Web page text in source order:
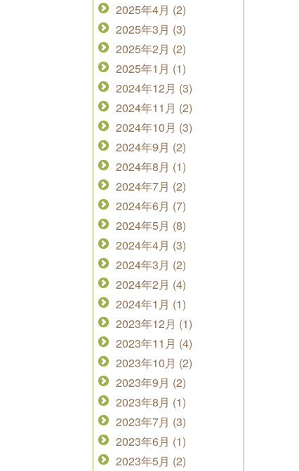
2025年4月 (2)
2025年3月 (3)
2025年2月 (2)
2025年1月 (1)
2024年12月 (3)
2024年11月 (2)
2024年10月 (3)
2024年9月 (2)
2024年8月 (1)
2024年7月 (2)
2024年6月 (7)
2024年5月 (8)
2024年4月 (3)
2024年3月 (2)
2024年2月 (4)
2024年1月 (1)
2023年12月 (1)
2023年11月 (4)
2023年10月 (2)
2023年9月 (2)
2023年8月 (1)
2023年7月 (3)
2023年6月 (1)
2023年5月 (2)